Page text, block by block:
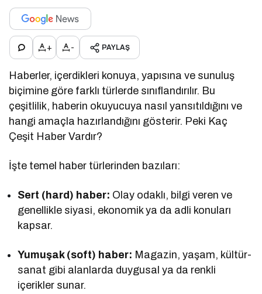
+ - PAYLAŞ
Haberler, içerdikleri konuya, yapısına ve sunuluş
biçimine göre farklı türlerde sınıflandırılır. Bu
çeşitlilik, haberin okuyucuya nasıl yansıtıldığını ve
hangi amaçla hazırlandığını gösterir. Peki Kaç
Çeşit Haber Vardır?
İşte temel haber türlerinden bazıları:
Sert (hard) haber: Olay odaklı, bilgi veren ve
genellikle siyasi, ekonomik ya da adli konuları
kapsar.
Yumuşak (soft) haber: Magazin, yaşam, kültür-
sanat gibi alanlarda duygusal ya da renkli
içerikler sunar.